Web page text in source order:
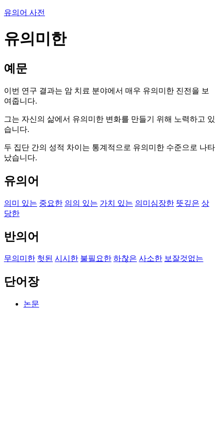
유의어 사전
유의미한
예문
이번 연구 결과는 암 치료 분야에서 매우 유의미한 진전을 보
여줍니다.
그는 자신의 삶에서 유의미한 변화를 만들기 위해 노력하고 있
습니다.
두 집단 간의 성적 차이는 통계적으로 유의미한 수준으로 나타
났습니다.
유의어
의미 있는 중요한 의의 있는 가치 있는 의미심장한 뜻깊은 상
당한
반의어
무의미한 헛된 시시한 불필요한 하찮은 사소한 보잘것없는
단어장
논문